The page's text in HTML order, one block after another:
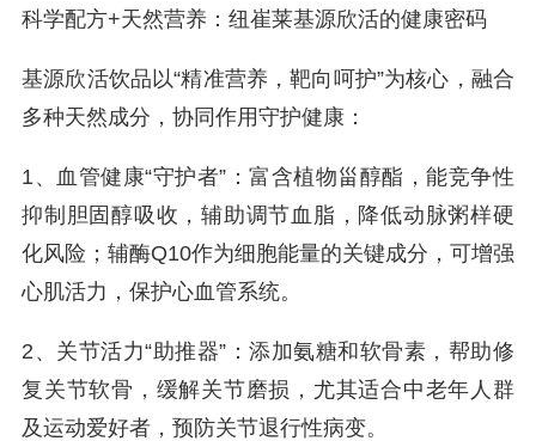
科学配方+天然营养：纽崔莱基源欣活的健康密码
基源欣活饮品以“精准营养，靶向呵护”为核心，融合
多种天然成分，协同作用守护健康：
1、血管健康“守护者”：富含植物甾醇酯，能竞争性
抑制胆固醇吸收，辅助调节血脂，降低动脉粥样硬
化风险；辅酶Q10作为细胞能量的关键成分，可增强
心肌活力，保护心血管系统。
2、关节活力“助推器”：添加氨糖和软骨素，帮助修
复关节软骨，缓解关节磨损，尤其适合中老年人群
及运动爱好者，预防关节退行性病变。